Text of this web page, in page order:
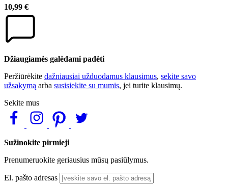
10,99 €
Džiaugiamės galėdami padėti
Peržiūrėkite dažniausiai užduodamus klausimus, sekite savo
užsakymą arba susisiekite su mumis, jei turite klausimų.
Sekite mus
Sužinokite pirmieji
Prenumeruokite geriausius mūsų pasiūlymus.
El. pašto adresas